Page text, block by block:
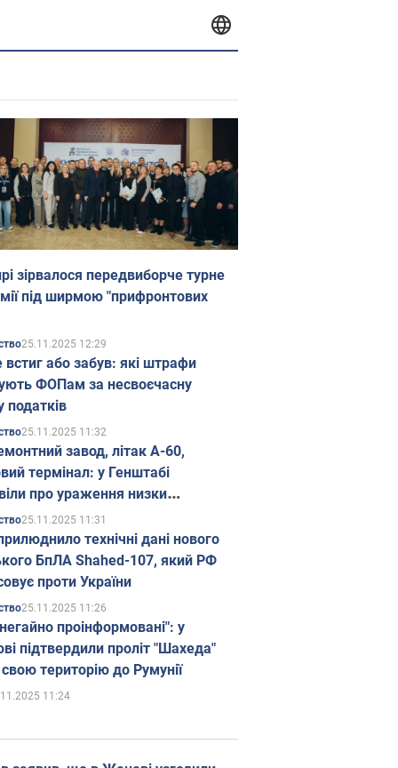
зірвалося передвиборче турне
під ширмою "прифронтових
25.11.2025 12:29
встиг або забув: які штрафи
ФОПам за несвоєчасну
податків
25.11.2025 11:32
завод, літак А-60,
термінал: у Генштабі
про ураження низки
об'єктів Росії
25.11.2025 11:31
технічні дані нового
БпЛА Shahed-107, який РФ
проти України
25.11.2025 11:26
проінформовані": у
підтвердили проліт "Шахеда"
територію до Румунії
11:24